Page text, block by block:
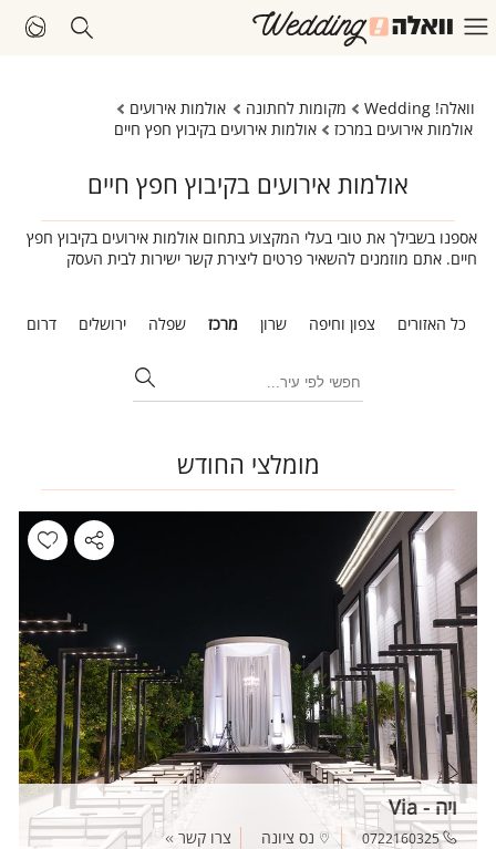
וואלה! Wedding מקומות לחתונה
אולמות אירועים
אולמות אירועים במרכז
אולמות אירועים בקיבוץ חפץ חיים
אולמות אירועים בקיבוץ חפץ חיים
אספנו בשבילך את טובי בעלי המקצוע בתחום אולמות אירועים בקיבוץ חפץ
חיים. אתם מוזמנים להשאיר פרטים ליצירת קשר ישירות לבית העסק
כל האזורים צפון וחיפה שרון מרכז שפלה ירושלים דרום
מומלצי החודש
ויה - Via
0722160325 נס ציונה צרו קשר